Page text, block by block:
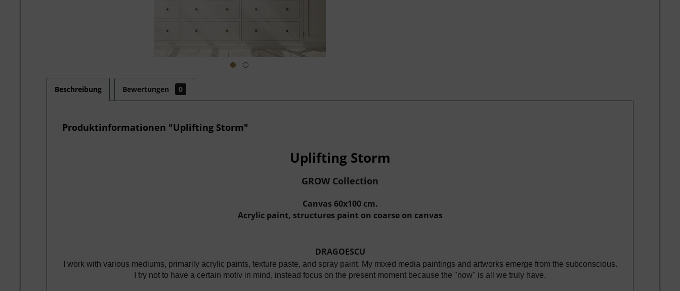
Beschreibung Bewertungen 0
Produktinformationen "Uplifting Storm"
Uplifting Storm
GROW Collection
Canvas 60x100 cm.
Acrylic paint, structures paint on coarse on canvas
DRAGOESCU
I work with various mediums, primarily acrylic paints, texture paste, and spray paint. My mixed media paintings and artworks emerge from the subconscious.
I try not to have a certain motiv in mind, instead focus on the present moment because the "now" is all we truly have.